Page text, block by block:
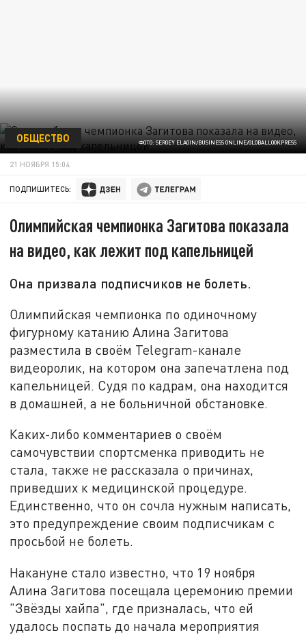
ФОТО: SERGEY ELAGIN/BUSINESS ONLINE/GLOBALLOOKPRESS
ОБЩЕСТВО
21 НОЯБРЯ 15:04
ПОДПИШИТЕСЬ:
Олимпийская чемпионка Загитова показала
на видео, как лежит под капельницей
Она призвала подписчиков не болеть.
Олимпийская чемпионка по одиночному
фигурному катанию Алина Загитова
разместила в своём Telegram-канале
видеоролик, на котором она запечатлена под
капельницей. Судя по кадрам, она находится
в домашней, а не больничной обстановке.
Каких-либо комментариев о своём
самочувствии спортсменка приводить не
стала, также не рассказала о причинах,
приведших к медицинской процедуре.
Единственно, что он сочла нужным написать,
это предупреждение своим подписчикам с
просьбой не болеть.
Накануне стало известно, что 19 ноября
Алина Загитова посещала церемонию премии
"Звёзды хайпа", где призналась, что ей
удалось поспать до начала мероприятия